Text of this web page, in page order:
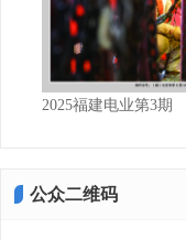
2025福建电业第3期
公众二维码